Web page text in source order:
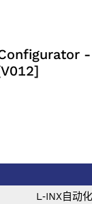
-
L‑INX自动